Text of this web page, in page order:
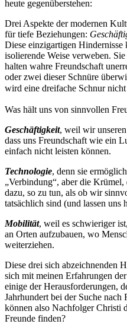
heute gegenüberstehen:
Drei Aspekte der modernen
für tiefe Beziehungen:
Diese einzigartigen Hindernisse
isolierende Weise verweben.
halten wahre Freundschaft
oder zwei dieser Schnüre
wird eine dreifache Schnur nicht
Was hält uns von sinnvollen
Geschäftigkeit, weil wir
dass uns Freundschaft wie ein
einfach nicht leisten können.
Technologie, denn sie
„Verbindung“, aber die
dazu, so zu tun, als ob wir
tatsächlich sind (und lassen uns
Mobilität, weil es schwieriger
an Orten aufzubauen, wo
weiterziehen.
Diese drei sich abzeichnenden
sich mit meinen Erfahrungen
einige der Herausforderungen,
Jahrhundert bei der Suche nach
können also Nachfolger Christi
Freunde finden?